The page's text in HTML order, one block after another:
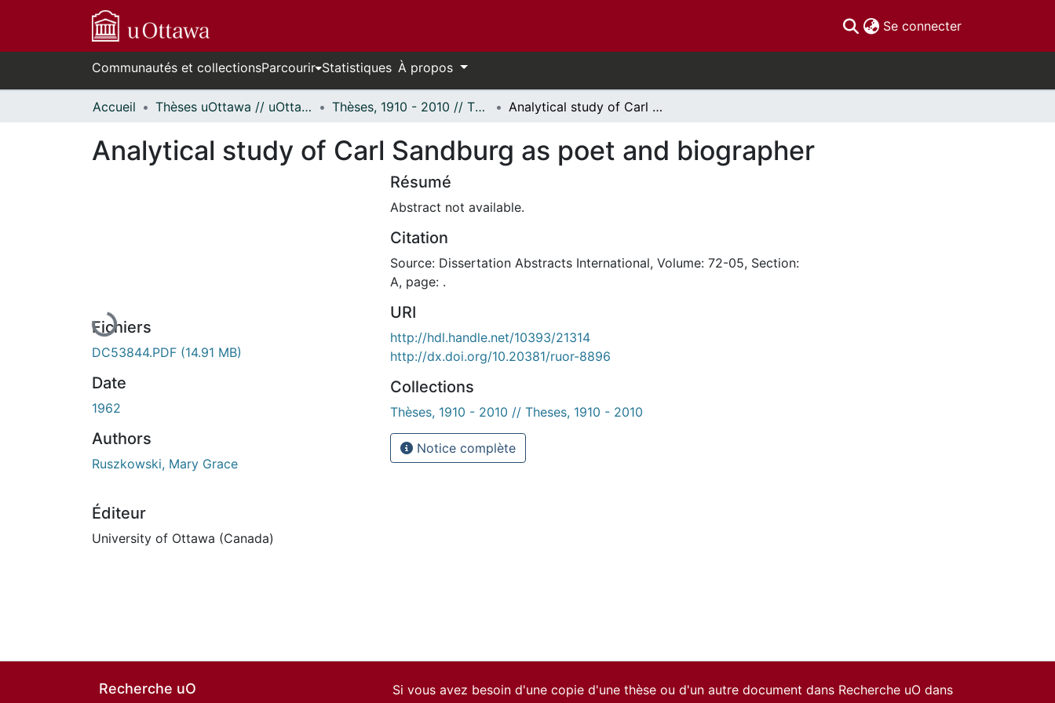
Se connecter(current)
Communautés et collectionsParcourir Statistiques À propos
Accueil Thèses uOttawa // uOttawa Theses Thèses, 1910 - 2010 // Theses, 1910 - 2010 Analytical study of Carl Sandburg as poet and biographer
Analytical study of Carl Sandburg as poet and biographer
En cours de chargement...
Fichiers
DC53844.PDF (14.91 MB)
Date
1962
Authors
Ruszkowski, Mary Grace
Éditeur
University of Ottawa (Canada)
Résumé
Abstract not available.
Citation
Source: Dissertation Abstracts International, Volume: 72-05, Section:
A, page: .
URI
http://hdl.handle.net/10393/21314
http://dx.doi.org/10.20381/ruor-8896
Collections
Thèses, 1910 - 2010 // Theses, 1910 - 2010
Notice complète
Recherche uO
Si vous avez besoin d'une copie d'une thèse ou d'un autre document dans Recherche uO dans